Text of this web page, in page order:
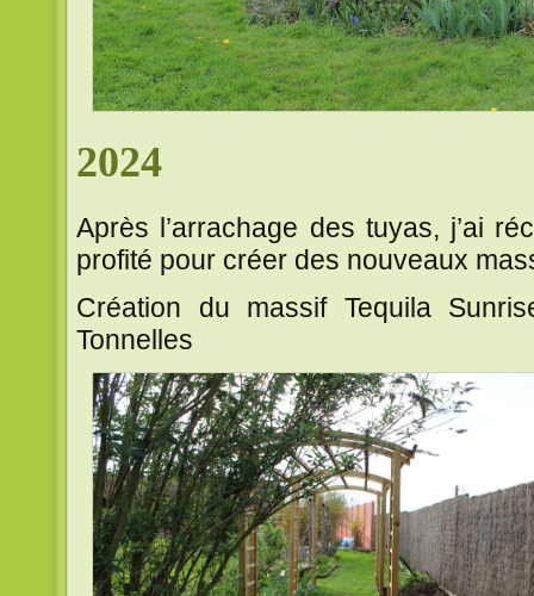
2024
Après l’arrachage des tuyas, j’ai
profité pour créer des nouveaux
Création du massif Tequila
Tonnelles